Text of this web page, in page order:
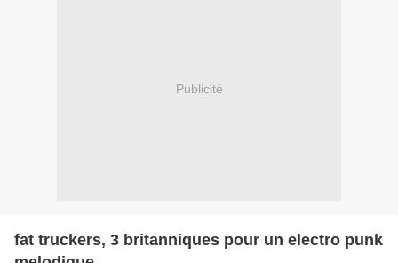
Publicité
fat truckers, 3 britanniques pour un electro punk